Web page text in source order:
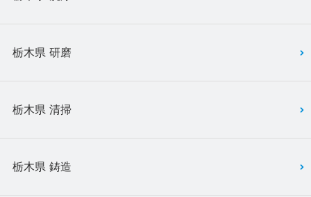
栃木県 研磨
栃木県 清掃
栃木県 鋳造